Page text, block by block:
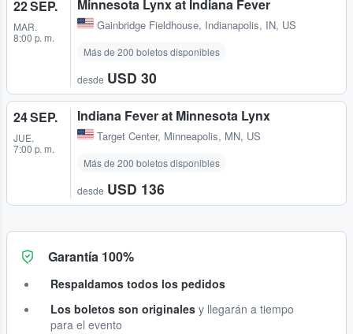
22 SEP.
MAR.
8:00 p. m.
Minnesota Lynx at Indiana Fever
Gainbridge Fieldhouse, Indianapolis, IN, US
Más de 200 boletos disponibles
desde USD 30
24 SEP.
JUE.
7:00 p. m.
Indiana Fever at Minnesota Lynx
Target Center, Minneapolis, MN, US
Más de 200 boletos disponibles
desde USD 136
Garantía 100%
Respaldamos todos los pedidos
Los boletos son originales y llegarán a tiempo
para el evento